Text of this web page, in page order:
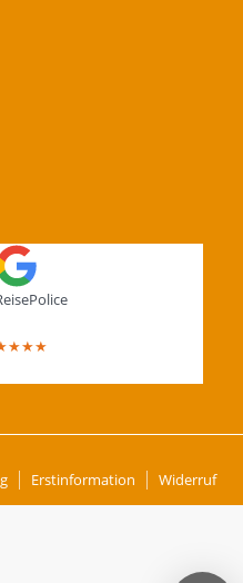
★★★
Erstinformation Widerruf